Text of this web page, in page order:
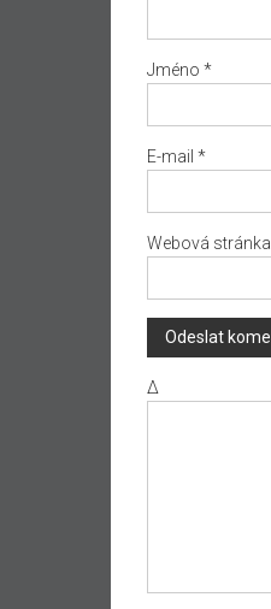
Jméno *
E-mail *
Webová stránka
Δ